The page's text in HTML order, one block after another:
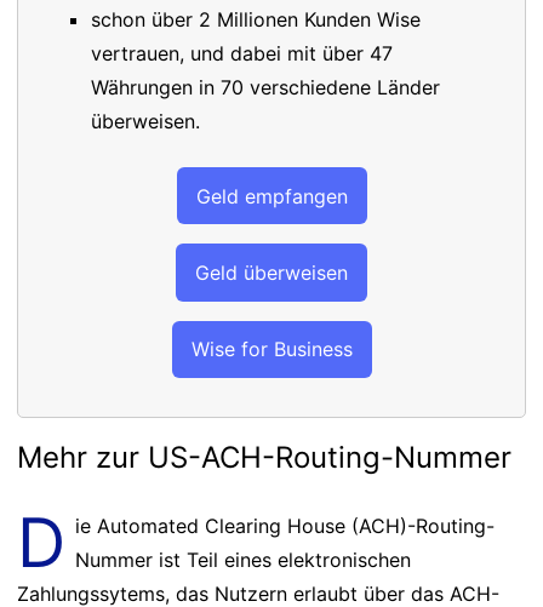
schon über 2 Millionen Kunden Wise
vertrauen, und dabei mit über 47
Währungen in 70 verschiedene Länder
überweisen.
Geld empfangen
Geld überweisen
Wise for Business
Mehr zur US-ACH-Routing-Nummer
D ie Automated Clearing House (ACH)-Routing-
Nummer ist Teil eines elektronischen
Zahlungssytems, das Nutzern erlaubt über das ACH-